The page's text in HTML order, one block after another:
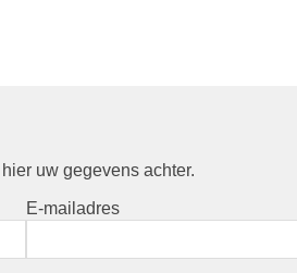
uw gegevens achter.
E-mailadres